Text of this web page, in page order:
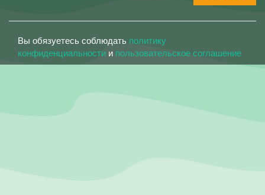
Вы обязуетесь соблюдать политику
конфиденциальности и пользовательское соглашение